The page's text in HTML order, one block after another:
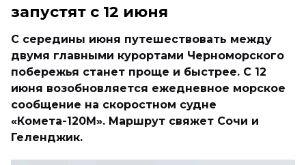
запустят с 12 июня
С середины июня путешествовать между
двумя главными курортами Черноморского
побережья станет проще и быстрее. С 12
июня возобновляется ежедневное морское
сообщение на скоростном судне
«Комета-120М». Маршрут свяжет Сочи и
Геленджик.